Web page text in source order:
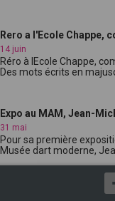
Rero a l'Ecole Chappe,
14 juin
Réro à lEcole Chappe,
Des mots écrits en
Expo au MAM, Jean-
31 mai
Pour sa première
Musée dart moderne,
Orange Blossom,